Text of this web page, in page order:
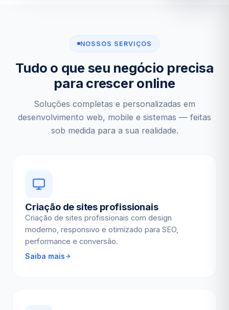
NOSSOS SERVIÇOS
Tudo o que seu negócio precisa
para crescer online
Soluções completas e personalizadas em
desenvolvimento web, mobile e sistemas — feitas
sob medida para a sua realidade.
Criação de sites profissionais
Criação de sites profissionais com design
moderno, responsivo e otimizado para SEO,
performance e conversão.
Saiba mais